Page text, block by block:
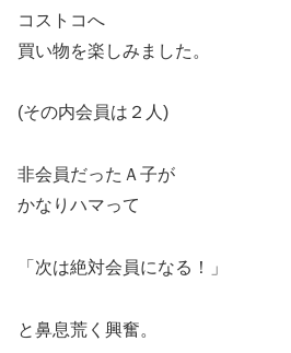
コストコへ
買い物を楽しみました。
(その内会員は２人)
非会員だったＡ子が
かなりハマって
「次は絶対会員になる！」
と鼻息荒く興奮。